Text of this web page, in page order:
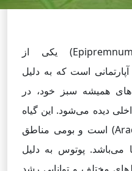
گیاه پوتوس (Epipremnum aureum) یکی از
است که به دلیل
همیشه سبز خود، در
دیده می‌شود. این گیاه
از خانواده گل‌شیپوریان (Araceae) است و بومی مناطق
پوتوس به دلیل